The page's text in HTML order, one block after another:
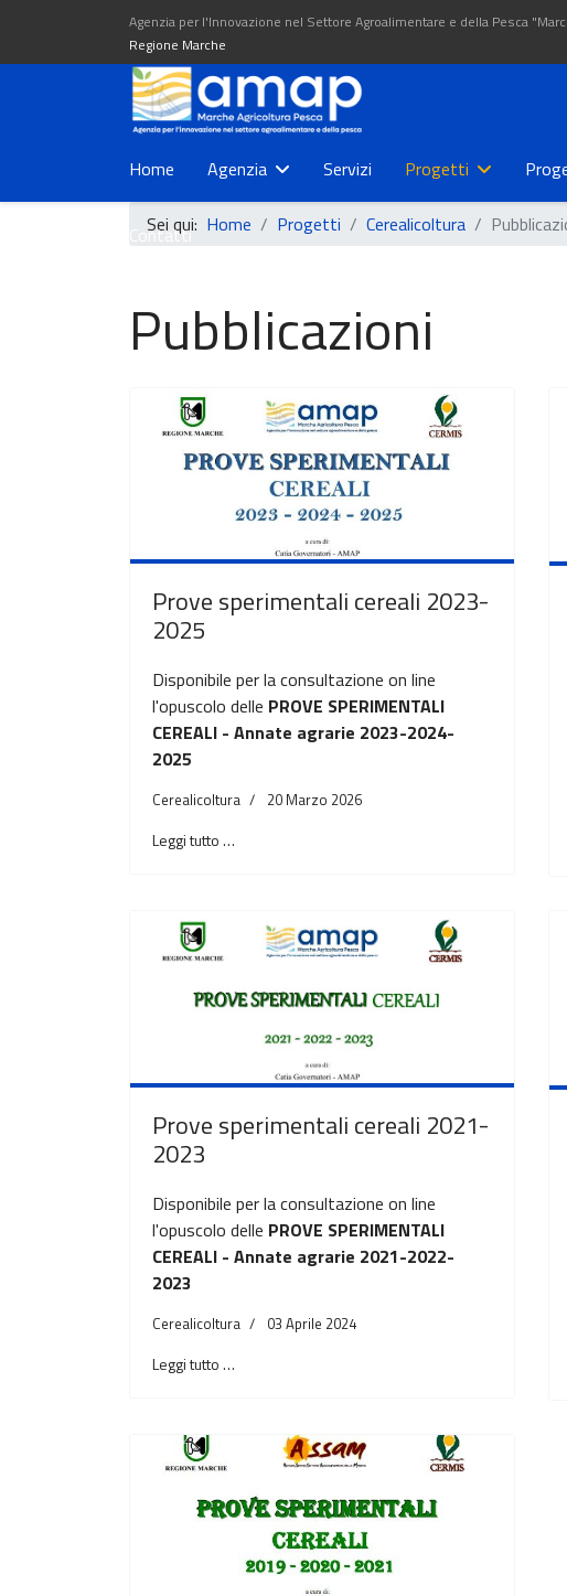
Agenzia per l'Innovazione nel Settore Agroalimentare e della Pesca
Regione Marche
Home Agenzia Servizi Progetti
Contatti
Sei qui: Home Progetti Cerealicoltura
Pubblicazioni
Prove sperimentali cereali 2023-
2025
Disponibile per la consultazione on line
l'opuscolo delle PROVE SPERIMENTALI
CEREALI - Annate agrarie 2023-2024-
2025
Cerealicoltura 20 Marzo 2026
Leggi tutto …
Prove sperimentali cereali 2021-
2023
Disponibile per la consultazione on line
l'opuscolo delle PROVE SPERIMENTALI
CEREALI - Annate agrarie 2021-2022-
2023
Cerealicoltura 03 Aprile 2024
Leggi tutto …